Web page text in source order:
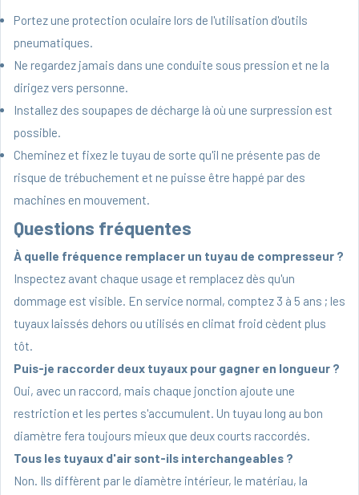
Portez une protection oculaire lors de l'utilisation d'outils
pneumatiques.
Ne regardez jamais dans une conduite sous pression et ne la
dirigez vers personne.
Installez des soupapes de décharge là où une surpression est
possible.
Cheminez et fixez le tuyau de sorte qu'il ne présente pas de
risque de trébuchement et ne puisse être happé par des
machines en mouvement.
Questions fréquentes
À quelle fréquence remplacer un tuyau de compresseur ?
Inspectez avant chaque usage et remplacez dès qu'un
dommage est visible. En service normal, comptez 3 à 5 ans ; les
tuyaux laissés dehors ou utilisés en climat froid cèdent plus
tôt.
Puis-je raccorder deux tuyaux pour gagner en longueur ?
Oui, avec un raccord, mais chaque jonction ajoute une
restriction et les pertes s'accumulent. Un tuyau long au bon
diamètre fera toujours mieux que deux courts raccordés.
Tous les tuyaux d'air sont-ils interchangeables ?
Non. Ils diffèrent par le diamètre intérieur, le matériau, la